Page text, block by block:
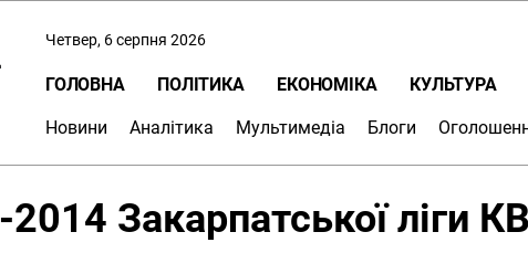
Четвер, 6 серпня 2026
ГОЛОВНА ПОЛІТИКА ЕКОНОМІКА КУЛЬТУРА
Новини Аналітика Мультимедіа Блоги
Закарпатської ліги